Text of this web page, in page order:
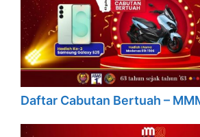
Daftar Cabutan Bertuah –